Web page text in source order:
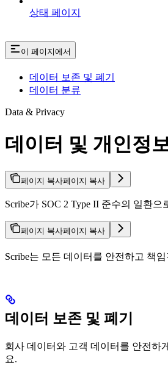
상태 페이지
이 페이지에서
데이터 보존 및 폐기
데이터 분류
Data & Privacy
데이터 및 개인정
페이지 복사페이지 복사
Scribe가 SOC 2 Type II 준수의 일환
페이지 복사페이지 복사
Scribe는 모든 데이터를 안전하고 책
데이터 보존 및 폐기
회사 데이터와 고객 데이터를 안전하
요.